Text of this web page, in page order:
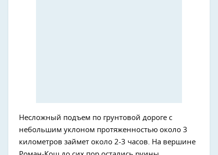
Несложный подъем по грунтовой дороге с
небольшим уклоном протяженностью около 3
километров займет около 2-3 часов. На вершине